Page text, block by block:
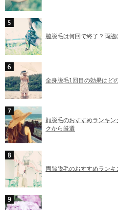
脇脱毛は何回で終了？両
全身脱毛1回目の効果はど
顔脱毛のおすすめランキ
クから厳選
両脇脱毛のおすすめラン